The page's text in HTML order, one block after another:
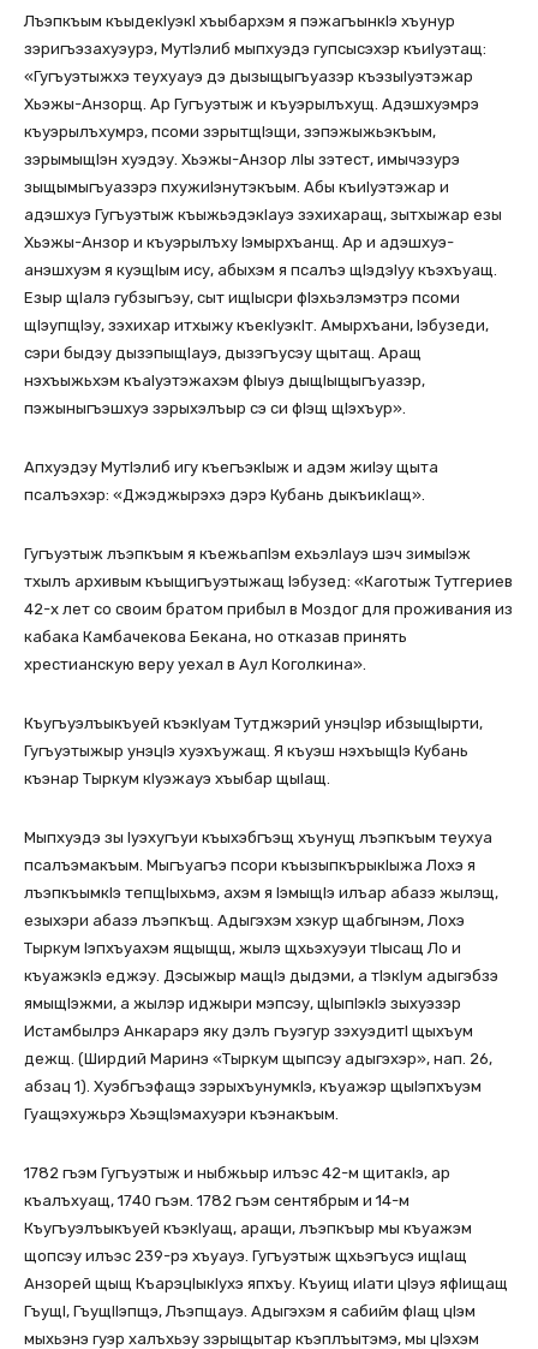
Лъэпкъым къыдекIуэкI хъыбархэм я пэжагъынкIэ хъунур
зэригъэзахуэурэ, МутIэлиб мыпхуэдэ гупсысэхэр къиIуэтащ:
«Гугъуэтыжхэ теухуауэ дэ дызыщыгъуазэр къэзыIуэтэжар
Хьэжы-Анзорщ. Ар Гугъуэтыж и къуэрылъхущ. Адэшхуэмрэ
къуэрылъхумрэ, псоми зэрытщIэщи, зэпэжыжьэкъым,
зэрымыщIэн хуэдэу. Хьэжы-Анзор лIы зэтест, имычэзурэ
зыщымыгъуазэрэ пхужиIэнутэкъым. Абы къиIуэтэжар и
адэшхуэ Гугъуэтыж къыжьэдэкIауэ зэхихаращ, зытхыжар езы
Хьэжы-Анзор и къуэрылъху Iэмырхъанщ. Ар и адэшхуэ-
анэшхуэм я куэщIым ису, абыхэм я псалъэ щIэдэIуу къэхъуащ.
Езыр щIалэ губзыгъэу, сыт ищIысри фIэхьэлэмэтрэ псоми
щIэупщIэу, зэхихар итхыжу къекIуэкIт. Амырхъани, Iэбузеди,
сэри быдэу дызэпыщIауэ, дызэгъусэу щытащ. Аращ
нэхъыжьхэм къаIуэтэжахэм фIыуэ дыщIыщыгъуазэр,
пэжыныгъэшхуэ зэрыхэлъыр сэ си фIэщ щIэхъур».
Апхуэдэу МутIэлиб игу къегъэкIыж и адэм жиIэу щыта
псалъэхэр: «Джэджырэхэ дэрэ Кубань дыкъикIащ».
Гугъуэтыж лъэпкъым я къежьапIэм ехьэлIауэ шэч зимыIэж
тхылъ архивым къыщигъуэтыжащ Iэбузед: «Каготыж Тутгериев
42-х лет со своим братом прибыл в Моздог для проживания из
кабака Камбачекова Бекана, но отказав принять
хрестианскую веру уехал в Аул Коголкина».
Къугъуэлъыкъуей къэкIуам Тутджэрий унэцIэр ибзыщIырти,
Гугъуэтыжыр унэцIэ хуэхъужащ. Я къуэш нэхъыщIэ Кубань
къэнар Тыркум кIуэжауэ хъыбар щыIащ.
Мыпхуэдэ зы Iуэхугъуи къыхэбгъэщ хъунущ лъэпкъым теухуа
псалъэмакъым. Мыгъуагъэ псори къызыпкърыкIыжа Лохэ я
лъэпкъымкIэ тепщIыхьмэ, ахэм я IэмыщIэ илъар абазэ жылэщ,
езыхэри абазэ лъэпкъщ. Адыгэхэм хэкур щабгынэм, Лохэ
Тыркум Iэпхъуахэм ящыщщ, жылэ щхьэхуэуи тIысащ Ло и
къуажэкIэ еджэу. Дэсыжыр мащIэ дыдэми, а тIэкIум адыгэбзэ
ямыщIэжми, а жылэр иджыри мэпсэу, щIыпIэкIэ зыхуэзэр
Истамбылрэ Анкарарэ яку дэлъ гъуэгур зэхуэдитI щыхъум
дежщ. (Ширдий Маринэ «Тыркум щыпсэу адыгэхэр», нап. 26,
абзац 1). Хуэбгъэфащэ зэрыхъунумкIэ, къуажэр щыIэпхъуэм
Гуащэхужьрэ ХьэщIэмахуэри къэнакъым.
1782 гъэм Гугъуэтыж и ныбжьыр илъэс 42-м щитакIэ, ар
къалъхуащ, 1740 гъэм. 1782 гъэм сентябрым и 14-м
Къугъуэлъыкъуей къэкIуащ, аращи, лъэпкъыр мы къуажэм
щопсэу илъэс 239-рэ хъуауэ. Гугъуэтыж щхьэгъусэ ищIащ
Анзорей щыщ КъарэцIыкIухэ япхъу. Къуищ иIати цIэуэ яфIищащ
ГъущI, ГъущIIэпщэ, Лъэпщауэ. Адыгэхэм я сабийм фIащ цIэм
мыхьэнэ гуэр халъхьэу зэрыщытар къэплъытэмэ, мы цIэхэм